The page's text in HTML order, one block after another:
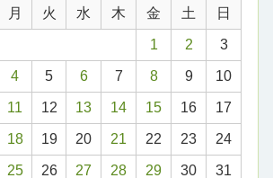
月 火 水 木 金 土 日
1 2 3
4 5 6 7 8 9 10
11 12 13 14 15 16 17
18 19 20 21 22 23 24
25 26 27 28 29 30 31